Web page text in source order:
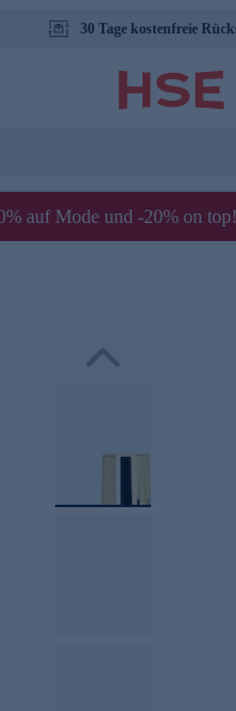
30 Tage kostenfreie
auf Mode und -20% on top!